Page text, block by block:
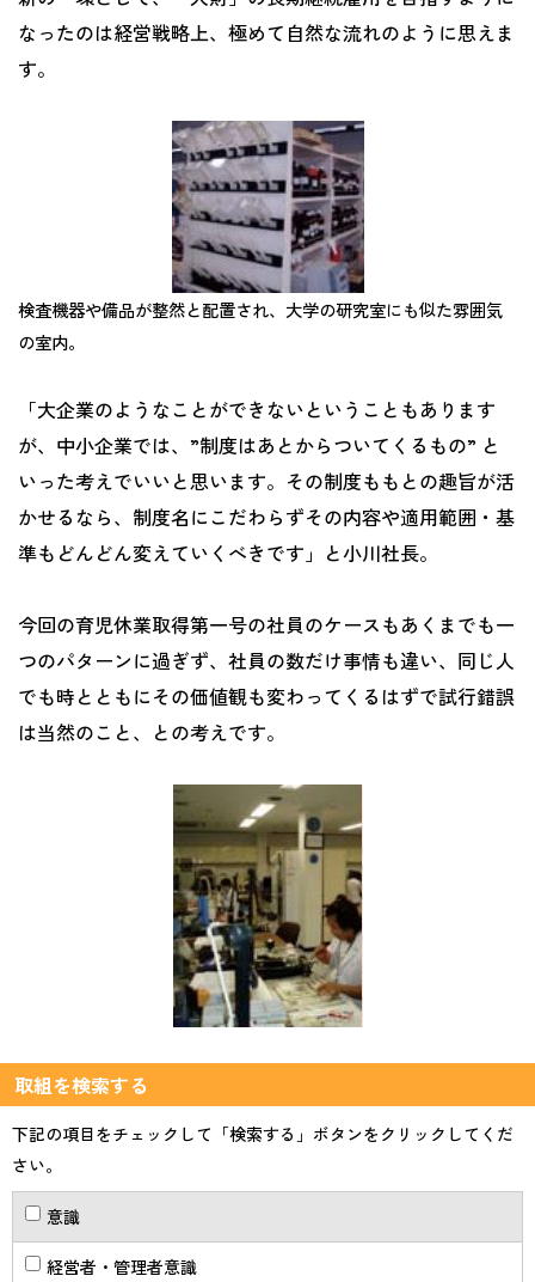
なったのは経営戦略上、極めて自然な流れのように思えま
す。
検査機器や備品が整然と配置され、大学の研究室にも似た雰囲気
の室内。
「大企業のようなことができないということもあります
が、中小企業では、”制度はあとからついてくるもの” と
いった考えでいいと思います。その制度ももとの趣旨が活
かせるなら、制度名にこだわらずその内容や適用範囲・基
準もどんどん変えていくべきです」と小川社長。
今回の育児休業取得第一号の社員のケースもあくまでも一
つのパターンに過ぎず、社員の数だけ事情も違い、同じ人
でも時とともにその価値観も変わってくるはずで試行錯誤
は当然のこと、との考えです。
取組を検索する
下記の項目をチェックして「検索する」ボタンをクリックしてくだ
さい。
意識
経営者・管理者意識